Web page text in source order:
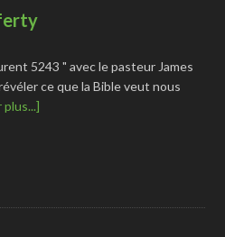
5243 " avec le pasteur James
ce que la Bible veut nous
plus...]